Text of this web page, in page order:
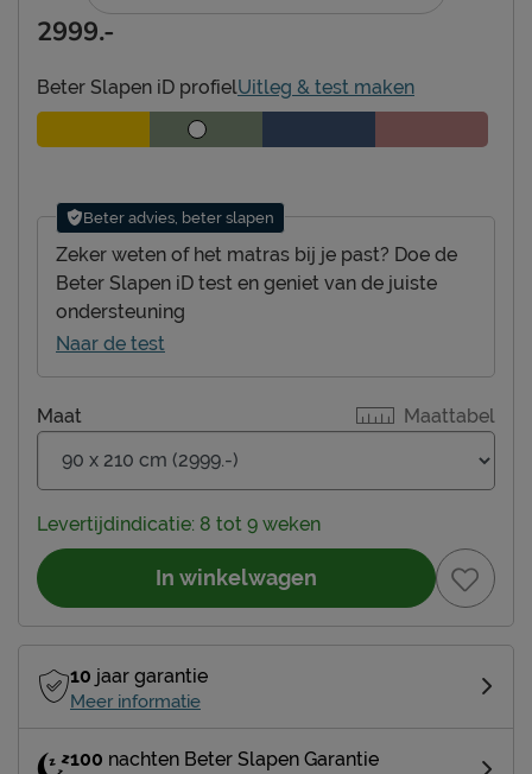
Beter Slapen iD profielUitleg & test maken
Beter advies, beter slapen
Zeker weten of het matras bij je past? Doe de
Beter Slapen iD test en geniet van de juiste
ondersteuning
Naar de test
Maattabel
Maat
2999.-
Levertijdindicatie: 8 tot 9 weken
In winkelwagen
10 jaar garantie
Meer informatie
100 nachten Beter Slapen Garantie